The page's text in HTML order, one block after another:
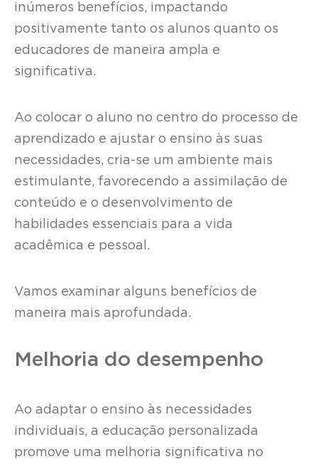
inúmeros benefícios, impactando
positivamente tanto os alunos quanto os
educadores de maneira ampla e
significativa.
Ao colocar o aluno no centro do processo de
aprendizado e ajustar o ensino às suas
necessidades, cria-se um ambiente mais
estimulante, favorecendo a assimilação de
conteúdo e o desenvolvimento de
habilidades essenciais para a vida
acadêmica e pessoal.
Vamos examinar alguns benefícios de
maneira mais aprofundada.
Melhoria do desempenho
Ao adaptar o ensino às necessidades
individuais, a educação personalizada
promove uma melhoria significativa no